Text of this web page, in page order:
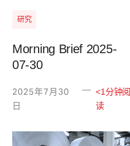
研究
Morning Brief 2025-
07-30
2025年7月30
日
— <1分钟阅
读